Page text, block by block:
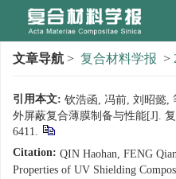
文章导航 > 复合材料学报 >
引用本文: 钦浩函, 冯前, 刘昭懿,
外屏蔽复合薄膜制备与性能[J].
6411.
Citation: QIN Haohan, FENG
Properties of UV Shielding